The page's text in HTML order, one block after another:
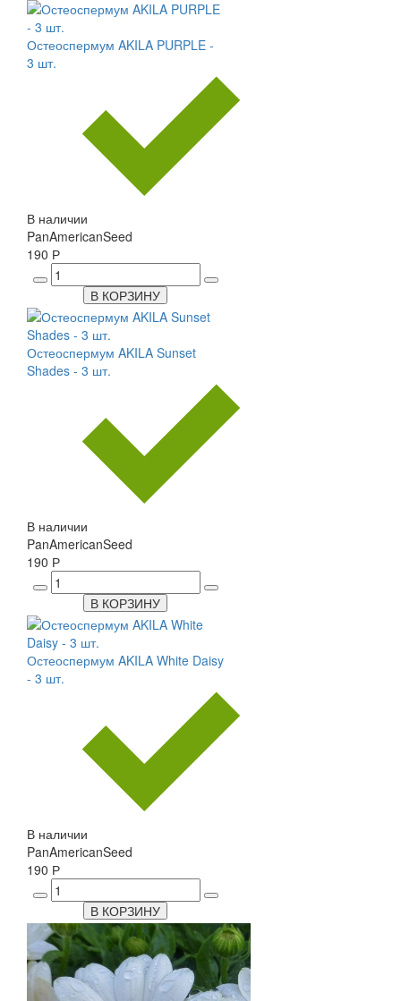
Остеоспермум AKILA PURPLE -
3 шт.
В наличии
PanAmericanSeed
190 Р
В КОРЗИНУ
Остеоспермум AKILA Sunset
Shades - 3 шт.
В наличии
PanAmericanSeed
190 Р
В КОРЗИНУ
Остеоспермум AKILA White Daisy
- 3 шт.
В наличии
PanAmericanSeed
190 Р
В КОРЗИНУ